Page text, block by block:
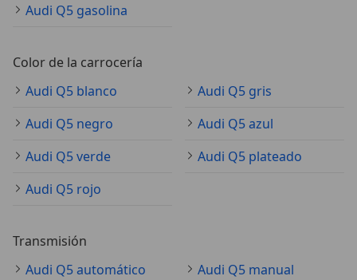
Audi Q5 gasolina
Color de la carrocería
Audi Q5 blanco
Audi Q5 gris
Audi Q5 negro
Audi Q5 azul
Audi Q5 verde
Audi Q5 plateado
Audi Q5 rojo
Transmisión
Audi Q5 automático
Audi Q5 manual